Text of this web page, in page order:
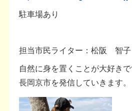
駐車場あり
担当市民ライター：松阪 智子
自然に身を置くことが大好き
長岡京市を発信していきます。